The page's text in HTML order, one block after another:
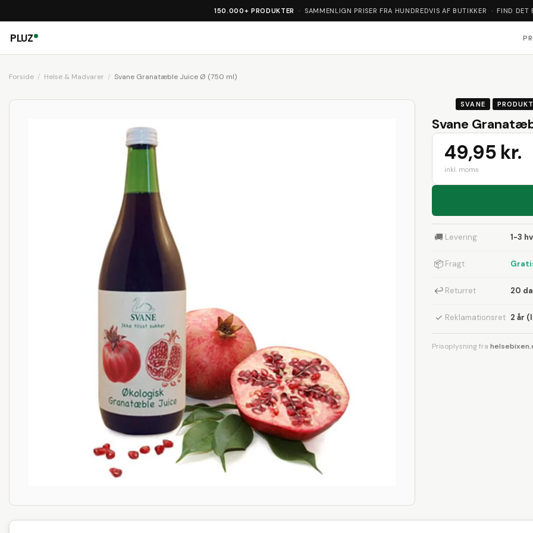
150.000+ PRODUKTER · SAMMENLIGN PRISER FRA HUNDREDVIS AF BUTIKKER · FIND DET
PLUZ
Forside Helse & Madvarer Svane Granatæble Juice Ø (750 ml)
SVANE PRODUKT
Svane
49,95 kr.
inkl. moms
🚚 Levering 1-3
📦 Fragt
↩ Returret 20
✓ Reklamationsret 2 år
Prisoplysning fra